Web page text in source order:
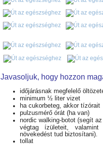
Javasoljuk, hogy hozzon
időjárásnak megfelelő
minimum ½ liter vizet
ha cukorbeteg, akkor tízórait
pulzusmérő órát (ha van)
nordic walking-botot (segít
végtag ízületeit, valamint
növekedést tud biztosítani).
tollat